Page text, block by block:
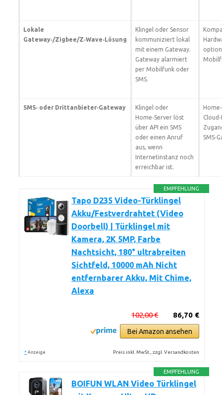
Lokale
Gateway‑/Zigbee/Z‑Wave‑Lösung
Klingel oder Sensor
kommuniziert lokal
mit einem Gateway.
Gateway alarmiert
per Mobilfunk oder
SMS.
SMS‑ oder Drittanbieter‑Gateway
Klingel oder
Home‑Server löst
über API ein SMS
oder einen Anruf
aus, wenn
Internetinstanz noch
erreichbar ist.
EMPFEHLUNG
Tapo D235 Video-Türklingel
Akku/Festverdrahtet (Video
Doorbell) | Türklingel mit
Kamera, 2K 5MP, Farbe
Nachtsicht, 180° ultrabreiten
Sichtfeld, 10000 mAh Nicht
entfernbarer Akku, Mit Chime,
Alexa
86,70 €
102,00 €
Bei Amazon ansehen
* Anzeige Preis inkl. MwSt., zzgl. Versandkosten
EMPFEHLUNG
BOIFUN WLAN Video Türklingel